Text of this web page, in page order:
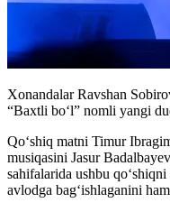
Xonandalar Ravshan
“Baxtli bo‘l” nomli yangi
Qo‘shiq matni Timur
musiqasini Jasur
sahifalarida ushbu
avlodga bag‘ishlaganini